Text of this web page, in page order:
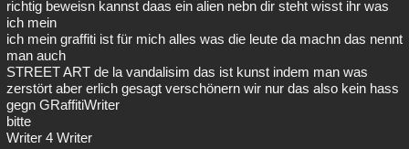
richtig beweisn kannst daas ein alien nebn dir steht wisst ihr was
ich mein
ich mein graffiti ist für mich alles was die leute da machn das nennt
man auch
STREET ART de la vandalisim das ist kunst indem man was
zerstört aber erlich gesagt verschönern wir nur das also kein hass
gegn GRaffitiWriter
bitte
Writer 4 Writer